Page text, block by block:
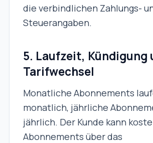
die verbindlichen Zahlungs-
Steuerangaben.
5. Laufzeit, Kündigung
Tarifwechsel
Monatliche Abonnements
monatlich, jährliche
jährlich. Der Kunde kann
Abonnements über das